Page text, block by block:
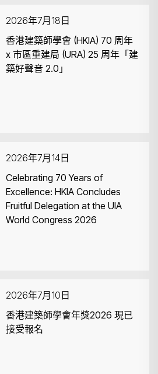
2026年7月18日
香港建築師學會 (HKIA) 70 周年
x 市區重建局 (URA) 25 周年「建
築好聲音 2.0」
2026年7月14日
Celebrating 70 Years of
Excellence: HKIA Concludes
Fruitful Delegation at the UIA
World Congress 2026
2026年7月10日
香港建築師學會年獎2026 現已
接受報名